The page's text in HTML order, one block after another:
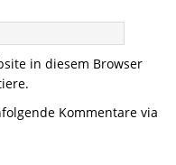
in diesem Browser
Kommentare via